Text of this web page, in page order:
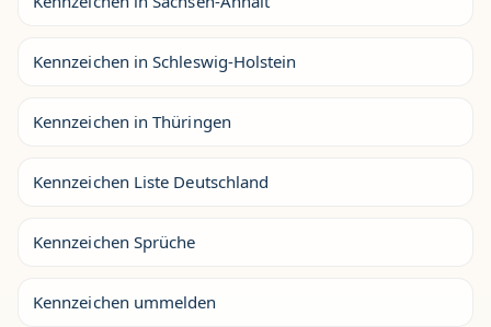
Kennzeichen in Schleswig-Holstein
Kennzeichen in Thüringen
Kennzeichen Liste Deutschland
Kennzeichen Sprüche
Kennzeichen ummelden